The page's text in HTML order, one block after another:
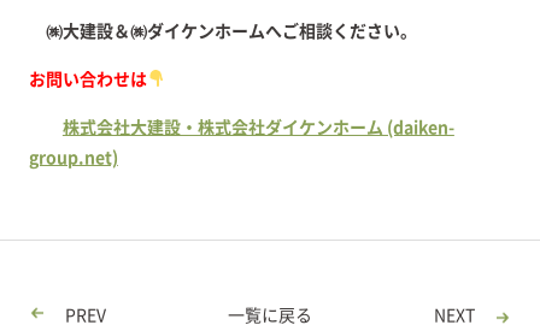
㈱大建設＆㈱ダイケンホームへご相談ください。
お問い合わせは
株式会社大建設・株式会社ダイケンホーム (daiken-
group.net)
PREV 一覧に戻る NEXT